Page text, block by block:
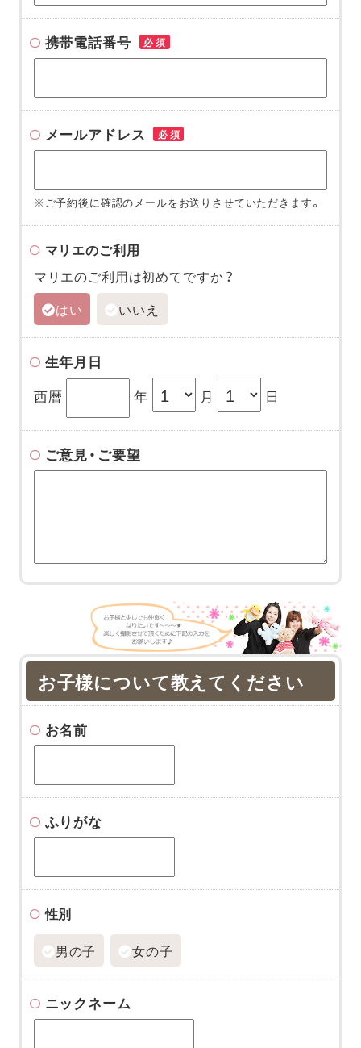
携帯電話番号 必須
メールアドレス 必須
※ご予約後に確認のメールをお送りさせていただきます。
マリエのご利用
マリエのご利用は初めてですか？
はい
いいえ
生年月日
西暦
年 月 日
ご意見・ご要望
お子様について教えてください
お名前
ふりがな
性別
男の子
女の子
ニックネーム